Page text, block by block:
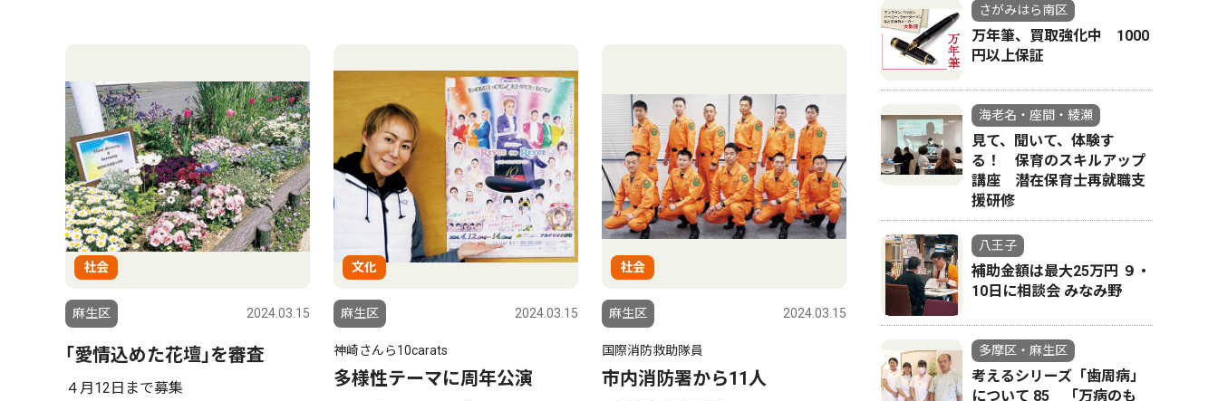
社会
麻生区 2024.03.15
｢愛情込めた花壇｣を審査
４月12日まで募集
文化
麻生区 2024.03.15
神崎さんら10carats
多様性テーマに周年公演
社会
麻生区 2024.03.15
国際消防救助隊員
市内消防署から11人
さがみはら南区
万年筆、買取強化中 1000
円以上保証
海老名・座間・綾瀬
見て、聞いて、体験す
る！ 保育のスキルアップ
講座 潜在保育士再就職支
援研修
八王子
補助金額は最大25万円 ９・
10日に相談会 みなみ野
多摩区・麻生区
考えるシリーズ「歯周病」
について 85 「万病のも